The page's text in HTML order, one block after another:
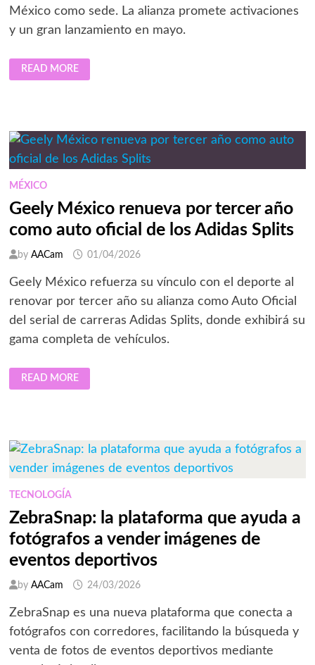
México como sede. La alianza promete activaciones
y un gran lanzamiento en mayo.
REALME
FICHA
A
TIENE
ONCE
TITULAR
READ MORE
MÉXICO
Geely México renueva por tercer año
como auto oficial de los Adidas Splits
by AACam 01/04/2026
Geely México refuerza su vínculo con el deporte al
renovar por tercer año su alianza como Auto Oficial
del serial de carreras Adidas Splits, donde exhibirá su
gama completa de vehículos.
GEELY
MÉXICO
RENUEVA
AUTO
OFICIAL
LOS
SPLITS
READ MORE
TECNOLOGÍA
ZebraSnap: la plataforma que ayuda a
fotógrafos a vender imágenes de
eventos deportivos
by AACam 24/03/2026
ZebraSnap es una nueva plataforma que conecta a
fotógrafos con corredores, facilitando la búsqueda y
venta de fotos de eventos deportivos mediante